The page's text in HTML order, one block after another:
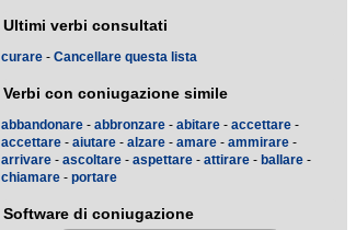
Ultimi verbi consultati
curare - Cancellare questa lista
Verbi con coniugazione simile
abbandonare - abbronzare - abitare - accettare -
accettare - aiutare - alzare - amare - ammirare -
arrivare - ascoltare - aspettare - attirare - ballare -
chiamare - portare
Software di coniugazione